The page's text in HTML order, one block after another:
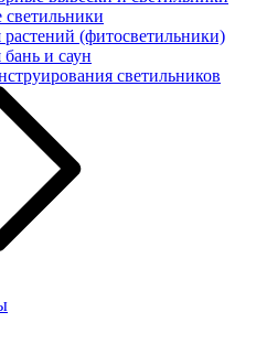
(фитосветильники)
и саун
светильников